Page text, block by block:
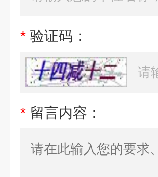
* 验证码：
* 留言内容：